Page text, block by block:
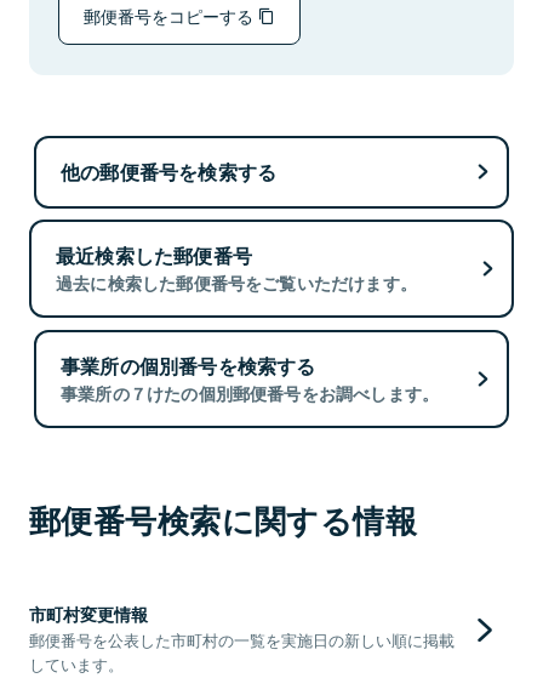
郵便番号をコピーする
他の郵便番号を検索する
最近検索した郵便番号
過去に検索した郵便番号をご覧いただけます。
事業所の個別番号を検索する
事業所の７けたの個別郵便番号をお調べします。
郵便番号検索に関する情報
市町村変更情報
郵便番号を公表した市町村の一覧を実施日の新しい順に掲載
しています。